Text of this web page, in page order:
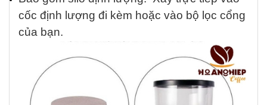
cốc định lượng đi kèm hoặc vào bộ lọc cổng
của bạn.